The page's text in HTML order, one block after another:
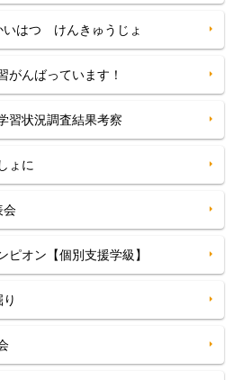
いはつ けんきゅうじょ
がんばっています！
習状況調査結果考察
ょに
会
ピオン【個別支援学級】